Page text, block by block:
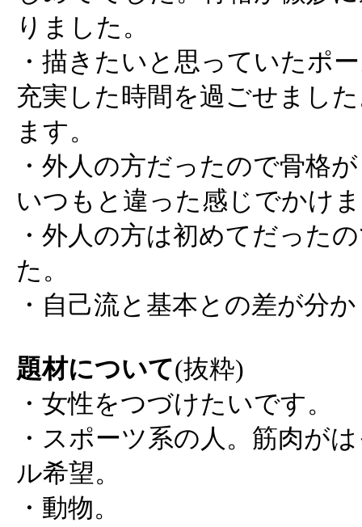
りました。
・描きたいと思っていたポ
充実した時間を過ごせまし
ます。
・外人の方だったので骨格
いつもと違った感じでかけ
・外人の方は初めてだった
た。
・自己流と基本との差が分
題材について(抜粋)
・女性をつづけたいです。
・スポーツ系の人。筋肉が
ル希望。
・動物。